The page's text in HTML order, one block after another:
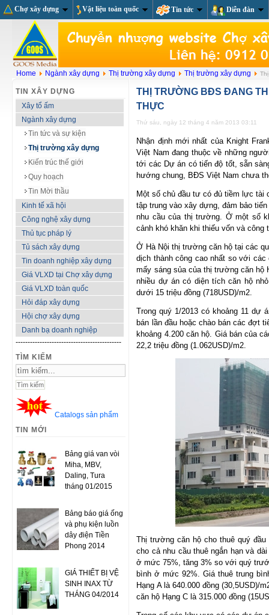
Chợ xây dựng Vật liệu toàn quốc Tin tức Diễn đàn
Home Ngành xây dựng Thị trường xây dựng Thị trường xây dựng
TIN XÂY DỰNG
Xây tổ ấm
Ngành xây dựng
Tin tức và sự kiện
Thị trường xây dựng
Kiến trúc thế giới
Quy hoạch
Tin Mời thầu
Kinh tế xã hội
Công nghệ xây dựng
Thủ tục pháp lý
Tủ sách xây dựng
Tin doanh nghiệp xây dựng
Giá VLXD tại Chợ xây dựng
Giá VLXD toàn quốc
Hỏi đáp xây dựng
Hội chợ xây dựng
Danh bạ doanh nghiệp
--------------------------------------------
TÌM KIẾM
Catalogs sản phẩm
TIN MỚI
Bảng giá van vòi
Miha, MBV,
Daling, Tura
tháng 01/2015
Bảng báo giá ống
và phụ kiện luồn
dây điện Tiền
Phong 2014
GIÁ THIẾT BỊ VỆ
SINH INAX TỪ
THÁNG 04/2014
THỊ TRƯỜNG BĐS ĐANG
THỰC
Thứ sáu, ngày 12 tháng 4 năm 2013 03:11
Nhận định mới nhất của Knight
Việt Nam đang thuộc về những
tới các Dự án có tiến độ tốt, sẵn
hướng chung, BĐS Việt Nam chưa
Một số chủ đầu tư có đủ tiềm lực tài
tập trung vào xây dựng, đảm bảo
nhu cầu của thị trường. Ở một số
cảnh khó khăn khi thiếu vốn và
Ở Hà Nội thị trường căn hộ tại các
dịch thành công cao nhất so với
mấy sáng sủa của thị trường căn hộ
nhiều dự án có diện tích căn hộ
dưới 15 triệu đồng (718USD)/m2.
Trong quý 1/2013 có khoảng 11 dự
bán lần đầu hoặc chào bán các đợt
khoảng 4.200 căn hộ. Giá bán của
22,2 triệu đồng (1.062USD)/m2.
Thị trường căn hộ cho thuê quý
cho cả nhu cầu thuê ngắn hạn và
ở mức 75%, tăng 3% so với quý
bình ở mức 92%. Giá thuê trung
Hạng A là 640.000 đồng (30,5USD)/
căn hộ Hạng C là 315.000 đồng